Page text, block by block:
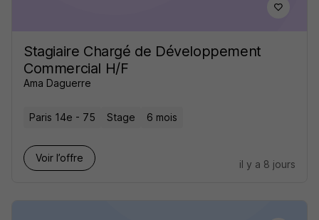
Stagiaire Chargé de Développement
Commercial H/F
Ama Daguerre
Paris 14e - 75 Stage 6 mois
Voir l’offre
il y a 8 jours